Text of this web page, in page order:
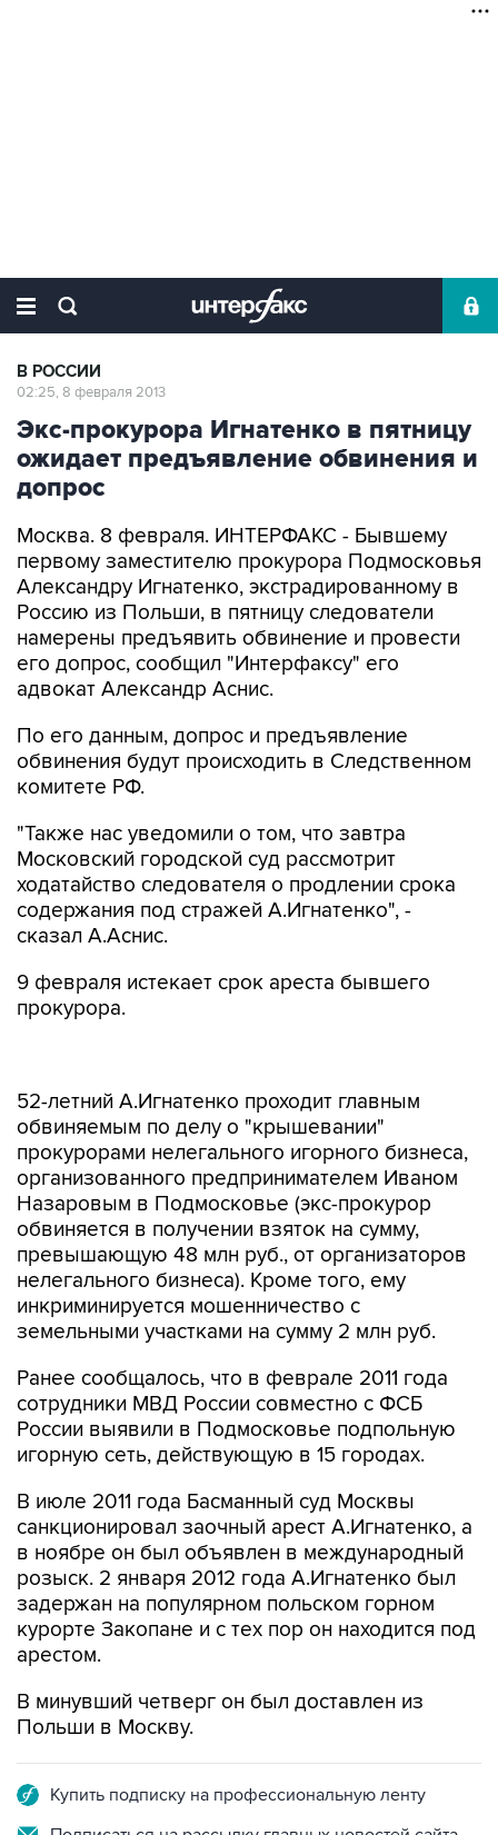
В РОССИИ
02:25, 8 февраля 2013
Экс-прокурора Игнатенко в пятницу
ожидает предъявление обвинения и
допрос
Москва. 8 февраля. ИНТЕРФАКС - Бывшему
первому заместителю прокурора Подмосковья
Александру Игнатенко, экстрадированному в
Россию из Польши, в пятницу следователи
намерены предъявить обвинение и провести
его допрос, сообщил "Интерфаксу" его
адвокат Александр Аснис.
По его данным, допрос и предъявление
обвинения будут происходить в Следственном
комитете РФ.
"Также нас уведомили о том, что завтра
Московский городской суд рассмотрит
ходатайство следователя о продлении срока
содержания под стражей А.Игнатенко", -
сказал А.Аснис.
9 февраля истекает срок ареста бывшего
прокурора.
прокурорами нелегального игорного бизнеса,
организованного предпринимателем Иваном
Назаровым в Подмосковье (экс-прокурор
обвиняется в получении взяток на сумму,
превышающую 48 млн руб., от организаторов
нелегального бизнеса). Кроме того, ему
инкриминируется мошенничество с
земельными участками на сумму 2 млн руб.
Ранее сообщалось, что в феврале 2011 года
России выявили в Подмосковье подпольную
игорную сеть, действующую в 15 городах.
В июле 2011 года Басманный суд Москвы
в ноябре он был объявлен в международный
розыск. 2 января 2012 года А.Игнатенко был
задержан на популярном польском горном
курорте Закопане и с тех пор он находится под
арестом.
В минувший четверг он был доставлен из
Подписаться на рассылку главных новостей сайта
Получать оперативные новости в официальном